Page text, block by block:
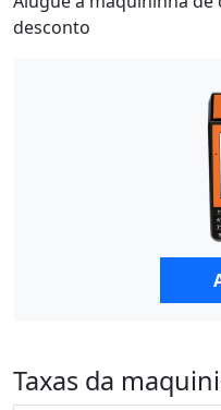
desconto
Taxas da